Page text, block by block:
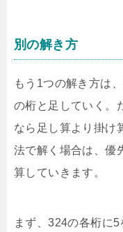
別の解き方
もう1つの解き方は
の桁と足していく。
なら足し算より掛け
法で解く場合は、優
算していきます。
まず、324の各桁に